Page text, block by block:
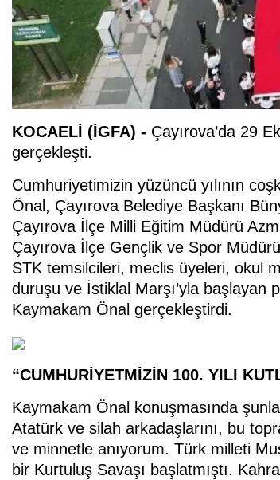
KOCAELİ (İGFA) - Çayırova’da 29
gerçekleşti.
Cumhuriyetimizin yüzüncü yılının
Önal, Çayırova Belediye Başkanı
Çayırova İlçe Milli Eğitim Müdürü
Çayırova İlçe Gençlik ve Spor
STK temsilcileri, meclis üyeleri, okul
duruşu ve İstiklal Marşı’yla başlayan
Kaymakam Önal gerçekleştirdi.
“CUMHURİYETMİZİN 100. YILI
Kaymakam Önal konuşmasında
Atatürk ve silah arkadaşlarını, bu
ve minnetle anıyorum. Türk milleti
bir Kurtuluş Savaşı başlatmıştı.